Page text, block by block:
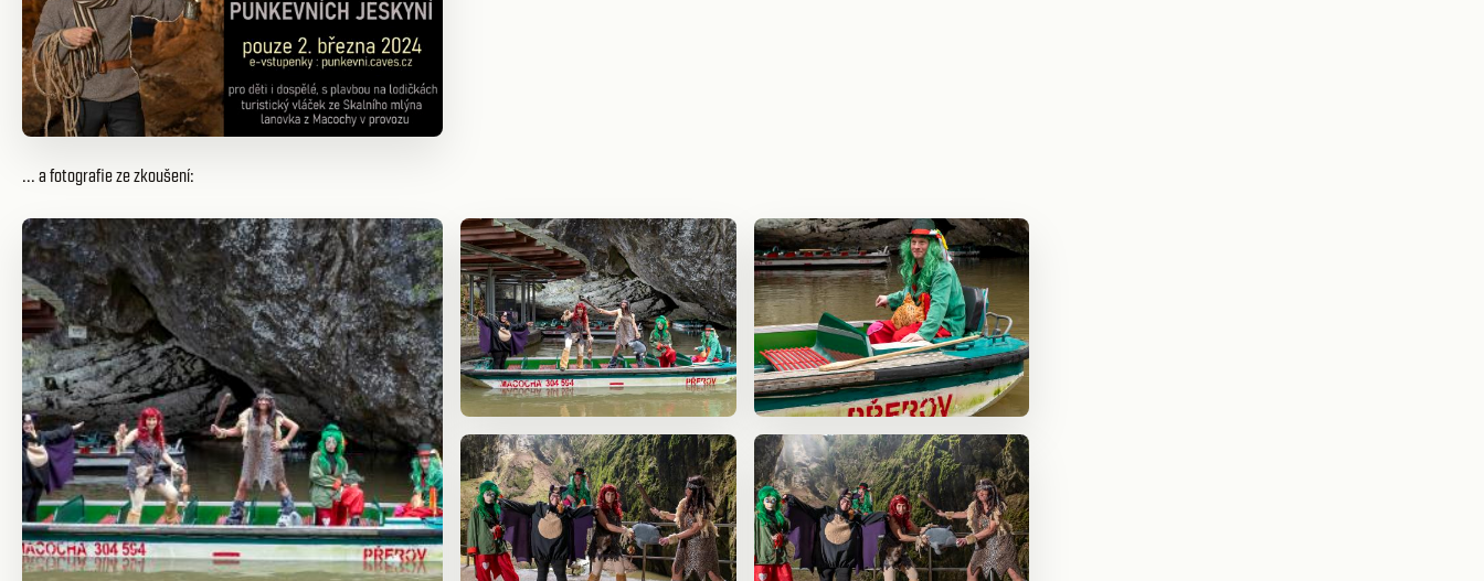
... a fotografie ze zkoušení: